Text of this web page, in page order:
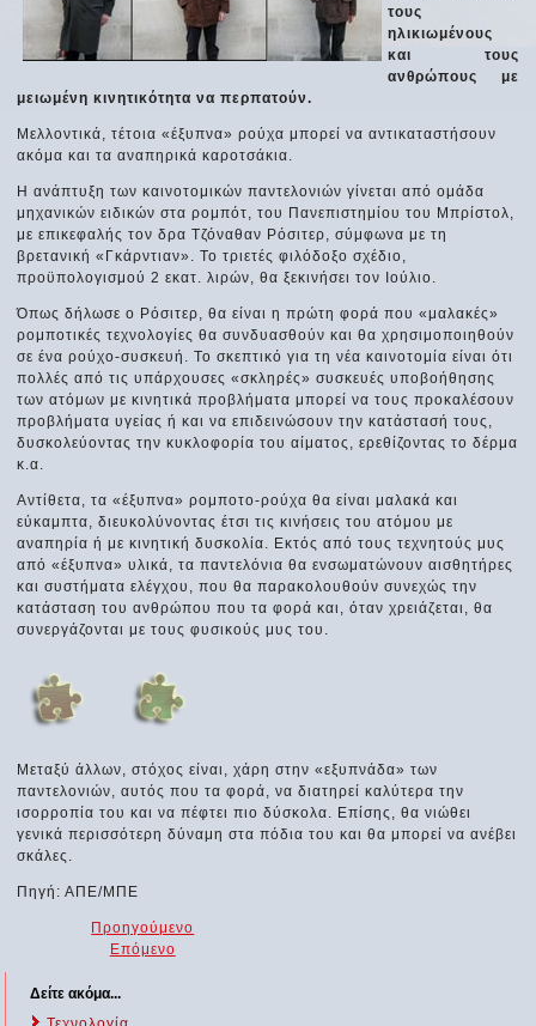
τους
ηλικιωμένους
και τους
ανθρώπους με
μειωμένη κινητικότητα να περπατούν.
Μελλοντικά, τέτοια «έξυπνα» ρούχα μπορεί να αντικαταστήσουν
ακόμα και τα αναπηρικά καροτσάκια.
Η ανάπτυξη των καινοτομικών παντελονιών γίνεται από ομάδα
μηχανικών ειδικών στα ρομπότ, του Πανεπιστημίου του Μπρίστολ,
με επικεφαλής τον δρα Τζόναθαν Ρόσιτερ, σύμφωνα με τη
βρετανική «Γκάρντιαν». Το τριετές φιλόδοξο σχέδιο,
προϋπολογισμού 2 εκατ. λιρών, θα ξεκινήσει τον Ιούλιο.
Όπως δήλωσε ο Ρόσιτερ, θα είναι η πρώτη φορά που «μαλακές»
ρομποτικές τεχνολογίες θα συνδυασθούν και θα χρησιμοποιηθούν
σε ένα ρούχο-συσκευή. Το σκεπτικό για τη νέα καινοτομία είναι ότι
πολλές από τις υπάρχουσες «σκληρές» συσκευές υποβοήθησης
των ατόμων με κινητικά προβλήματα μπορεί να τους προκαλέσουν
προβλήματα υγείας ή και να επιδεινώσουν την κατάστασή τους,
δυσκολεύοντας την κυκλοφορία του αίματος, ερεθίζοντας το δέρμα
κ.α.
Αντίθετα, τα «έξυπνα» ρομποτο-ρούχα θα είναι μαλακά και
εύκαμπτα, διευκολύνοντας έτσι τις κινήσεις του ατόμου με
αναπηρία ή με κινητική δυσκολία. Εκτός από τους τεχνητούς μυς
από «έξυπνα» υλικά, τα παντελόνια θα ενσωματώνουν αισθητήρες
και συστήματα ελέγχου, που θα παρακολουθούν συνεχώς την
κατάσταση του ανθρώπου που τα φορά και, όταν χρειάζεται, θα
συνεργάζονται με τους φυσικούς μυς του.
Μεταξύ άλλων, στόχος είναι, χάρη στην «εξυπνάδα» των
παντελονιών, αυτός που τα φορά, να διατηρεί καλύτερα την
ισορροπία του και να πέφτει πιο δύσκολα. Επίσης, θα νιώθει
γενικά περισσότερη δύναμη στα πόδια του και θα μπορεί να ανέβει
σκάλες.
Πηγή: ΑΠΕ/ΜΠΕ
Προηγούμενο
Επόμενο
Δείτε ακόμα...